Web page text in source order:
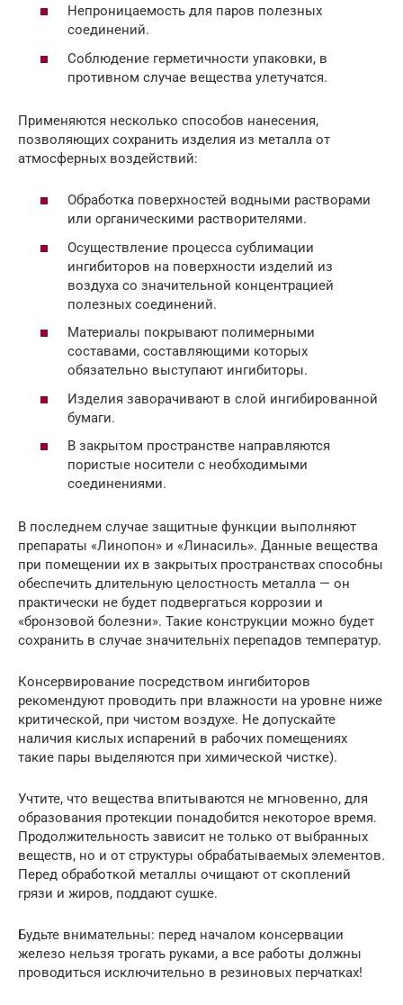
Непроницаемость для паров полезных
соединений.
Соблюдение герметичности упаковки, в
противном случае вещества улетучатся.
Применяются несколько способов нанесения,
позволяющих сохранить изделия из металла от
атмосферных воздействий:
Обработка поверхностей водными растворами
или органическими растворителями.
Осуществление процесса сублимации
ингибиторов на поверхности изделий из
воздуха со значительной концентрацией
полезных соединений.
Материалы покрывают полимерными
составами, составляющими которых
обязательно выступают ингибиторы.
Изделия заворачивают в слой ингибированной
бумаги.
В закрытом пространстве направляются
пористые носители с необходимыми
соединениями.
В последнем случае защитные функции выполняют
препараты «Линопон» и «Линасиль». Данные вещества
при помещении их в закрытых пространствах способны
обеспечить длительную целостность металла — он
практически не будет подвергаться коррозии и
«бронзовой болезни». Такие конструкции можно будет
сохранить в случае значительніх перепадов температур.
Консервирование посредством ингибиторов
рекомендуют проводить при влажности на уровне ниже
критической, при чистом воздухе. Не допускайте
наличия кислых испарений в рабочих помещениях
такие пары выделяются при химической чистке).
Учтите, что вещества впитываются не мгновенно, для
образования протекции понадобится некоторое время.
Продолжительность зависит не только от выбранных
веществ, но и от структуры обрабатываемых элементов.
Перед обработкой металлы очищают от скоплений
грязи и жиров, поддают сушке.
Будьте внимательны: перед началом консервации
железо нельзя трогать руками, а все работы должны
проводиться исключительно в резиновых перчатках!